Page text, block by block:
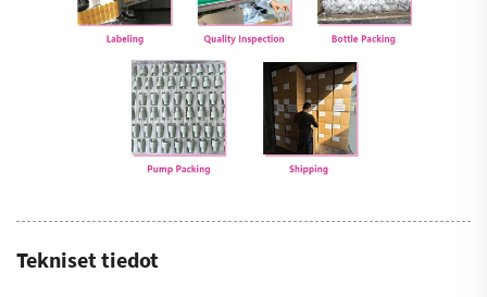
Tekniset tiedot